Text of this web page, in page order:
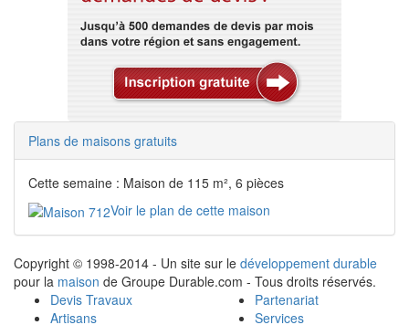
Plans de maisons gratuits
Cette semaine : Maison de 115 m², 6 pièces
Voir le plan de cette maison
Copyright © 1998-2014 - Un site sur le développement durable
pour la maison de Groupe Durable.com - Tous droits réservés.
Devis Travaux
Artisans
Partenariat
Services